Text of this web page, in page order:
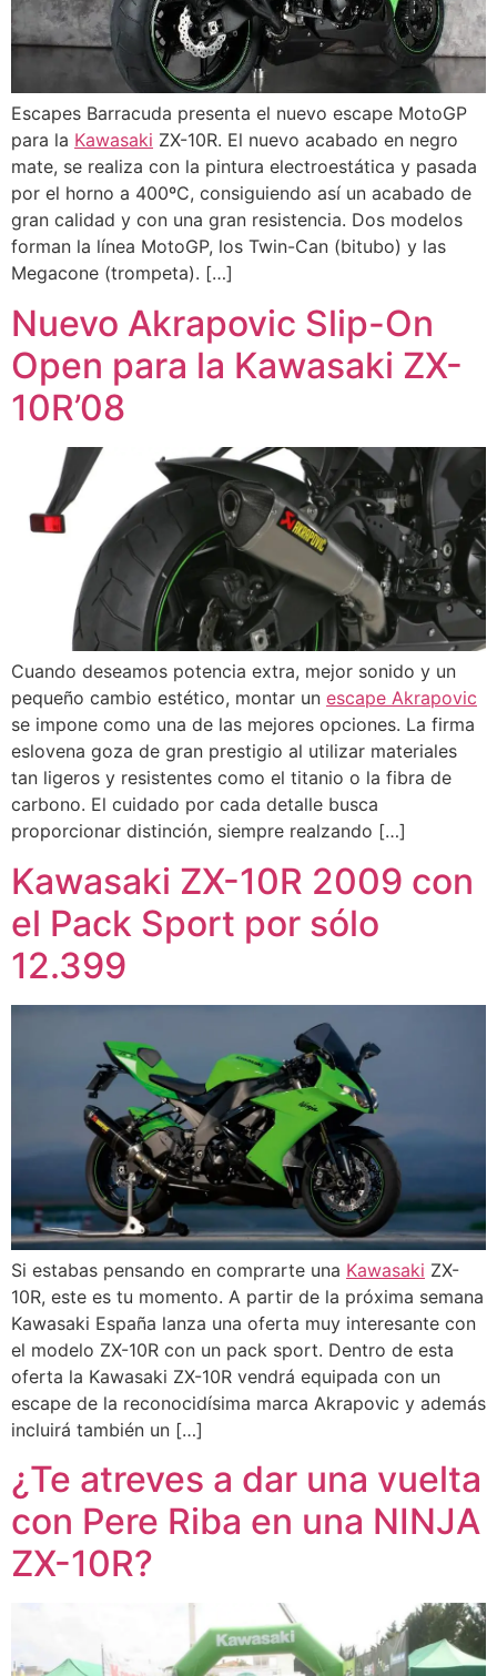
Escapes Barracuda presenta el nuevo escape MotoGP
para la Kawasaki ZX-10R. El nuevo acabado en negro
mate, se realiza con la pintura electroestática y pasada
por el horno a 400ºC, consiguiendo así un acabado de
gran calidad y con una gran resistencia. Dos modelos
forman la línea MotoGP, los Twin-Can (bitubo) y las
Megacone (trompeta). […]
Nuevo Akrapovic Slip-On
Open para la Kawasaki ZX-
10R’08
Cuando deseamos potencia extra, mejor sonido y un
pequeño cambio estético, montar un escape Akrapovic
se impone como una de las mejores opciones. La firma
eslovena goza de gran prestigio al utilizar materiales
tan ligeros y resistentes como el titanio o la fibra de
carbono. El cuidado por cada detalle busca
proporcionar distinción, siempre realzando […]
Kawasaki ZX-10R 2009 con
el Pack Sport por sólo
12.399
Si estabas pensando en comprarte una Kawasaki ZX-
10R, este es tu momento. A partir de la próxima semana
Kawasaki España lanza una oferta muy interesante con
el modelo ZX-10R con un pack sport. Dentro de esta
oferta la Kawasaki ZX-10R vendrá equipada con un
escape de la reconocidísima marca Akrapovic y además
incluirá también un […]
¿Te atreves a dar una vuelta
con Pere Riba en una NINJA
ZX-10R?